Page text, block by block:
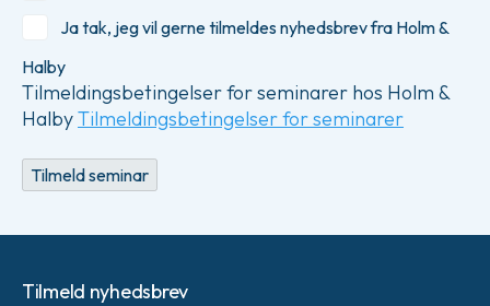
Ja tak, jeg vil gerne tilmeldes nyhedsbrev fra Holm &
Halby
Tilmeldingsbetingelser for seminarer hos Holm &
HalbyTilmeldingsbetingelser for seminarer
Tilmeld seminar
Tilmeld nyhedsbrev